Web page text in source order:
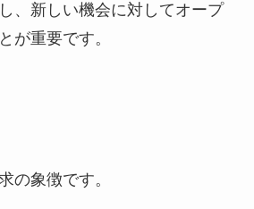
、新しい機会に対してオープ
が重要です。
の象徴です。